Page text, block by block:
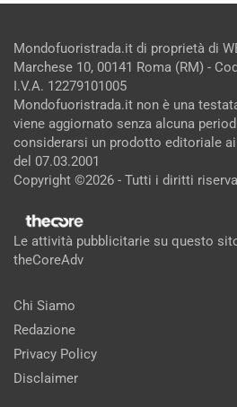
Mondofuoristrada.it di proprietà di
Marchese 10, 00141 Roma (RM) -
I.V.A. 12279101005
Mondofuoristrada.it non è una
viene aggiornato senza alcuna
considerarsi un prodotto editoriale
del 07.03.2001
Copyright ©2026 - Tutti i diritti
Le attività pubblicitarie su questo
theCoreAdv
Chi Siamo
Redazione
Privacy Policy
Disclaimer